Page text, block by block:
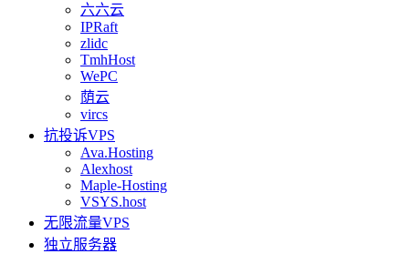
六六云
IPRaft
zlidc
TmhHost
WePC
荫云
vircs
抗投诉VPS
Ava.Hosting
Alexhost
Maple-Hosting
VSYS.host
无限流量VPS
独立服务器